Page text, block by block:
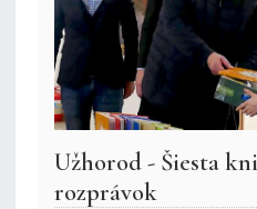
Užhorod - Šiesta
rozprávok